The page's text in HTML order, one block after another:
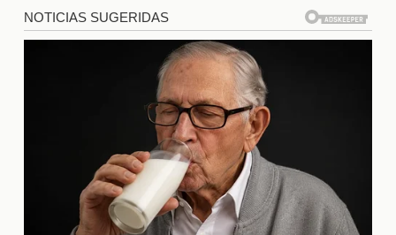
directores podrían reconsiderar su **colaboración**
con el actor, lo que podría influir en futuros
proyectos. Delon, que ha sido una figura
prominente en el cine, se enfrenta a un dilema entre
su legado artístico y sus relaciones familiares.
Medios de comunicación y
cobertura del escándalo
La cobertura mediática del escándalo ha sido